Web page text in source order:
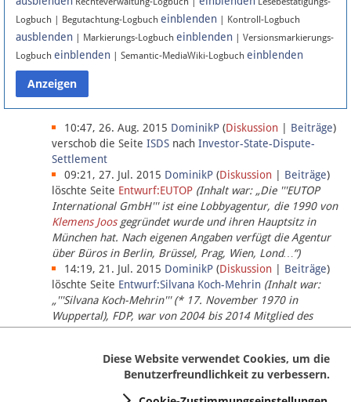
Anmelden
Datenschutz
Über Lobbypedia
Impressum
Logbuch | Begutachtung-Logbuch einblenden | Kontroll-Logbuch
ausblenden | Markierungs-Logbuch einblenden | Versionsmarkierungs-
Logbuch einblenden | Semantic-MediaWiki-Logbuch einblenden
10:47, 26. Aug. 2015 DominikP (Diskussion Beiträge)
verschob die Seite ISDS nach Investor-State-Dispute-
Settlement
09:21, 27. Jul. 2015 DominikP (Diskussion Beiträge)
löschte Seite Entwurf:EUTOP (Inhalt war: „Die '''EUTOP
International GmbH''' ist eine Lobbyagentur, die 1990 von
Klemens Joosgegründet wurde und ihren Hauptsitz in
München hat. Nach eigenen Angaben verfügt die Agentur
über Büros in Berlin, Brüssel, Prag, Wien, Lond…“)
14:19, 21. Jul. 2015 DominikP (Diskussion Beiträge)
löschte Seite Entwurf:Silvana Koch-Mehrin (Inhalt war:
„'''Silvana Koch-Mehrin''' (* 17. November 1970 in
Wuppertal), FDP, war von 2004 bis 2014 Mitglied des
Europäischen Parlaments, seit November 2014 ist sie für
Diese Website verwendet Cookies, um die
Benutzerfreundlichkeit zu verbessern.